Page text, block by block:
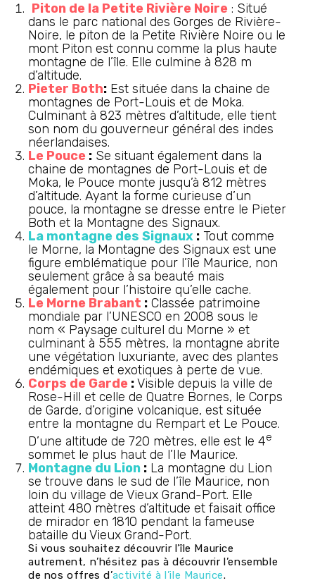
Piton de la Petite Rivière Noire : Situé
dans le parc national des Gorges de Rivière-
Noire, le piton de la Petite Rivière Noire ou le
mont Piton est connu comme la plus haute
montagne de l’île. Elle culmine à 828 m
d’altitude.
Pieter Both: Est située dans la chaine de
montagnes de Port-Louis et de Moka.
Culminant à 823 mètres d’altitude, elle tient
son nom du gouverneur général des indes
néerlandaises.
Le Pouce : Se situant également dans la
chaine de montagnes de Port-Louis et de
Moka, le Pouce monte jusqu’à 812 mètres
d’altitude. Ayant la forme curieuse d’un
pouce, la montagne se dresse entre le Pieter
Both et la Montagne des Signaux.
La montagne des Signaux : Tout comme
le Morne, la Montagne des Signaux est une
figure emblématique pour l’île Maurice, non
seulement grâce à sa beauté mais
également pour l’histoire qu’elle cache.
Le Morne Brabant : Classée patrimoine
mondiale par l’UNESCO en 2008 sous le
nom « Paysage culturel du Morne » et
culminant à 555 mètres, la montagne abrite
une végétation luxuriante, avec des plantes
endémiques et exotiques à perte de vue.
Corps de Garde :Visible depuis la ville de
Rose-Hill et celle de Quatre Bornes, le Corps
de Garde, d’origine volcanique, est située
entre la montagne du Rempart et Le Pouce.
D’une altitude de 720 mètres, elle est le 4e
sommet le plus haut de l’Ile Maurice.
Montagne du Lion : La montagne du Lion
se trouve dans le sud de l’île Maurice, non
loin du village de Vieux Grand-Port. Elle
atteint 480 mètres d’altitude et faisait office
de mirador en 1810 pendant la fameuse
bataille du Vieux Grand-Port.
Si vous souhaitez découvrir l’île Maurice
autrement, n’hésitez pas à découvrir l’ensemble
de nos offres d’activité à l’ile Maurice.